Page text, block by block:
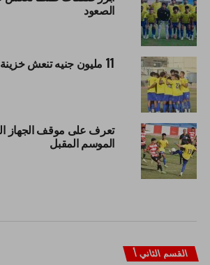
الصعود
11 مليون جنيه تنعش خزينة طنطا
تعرف على موقف الجهاز
الموسم المقبل
القسم الثاني أ